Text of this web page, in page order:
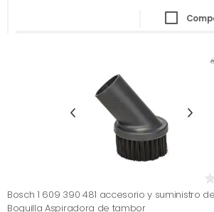
Bosch 1 609 390 481 accesorio y suministro
Boquilla Aspiradora de tambor